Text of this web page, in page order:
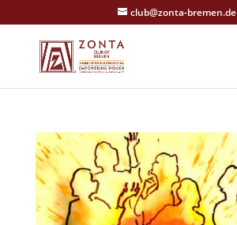
club@zonta-bremen.de